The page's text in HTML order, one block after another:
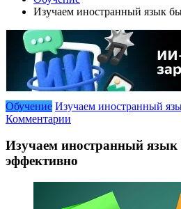
Изучаем иностранный язык
Обучение Изучаем иностранный
Комментарии
Изучаем иностранный язык
эффективно